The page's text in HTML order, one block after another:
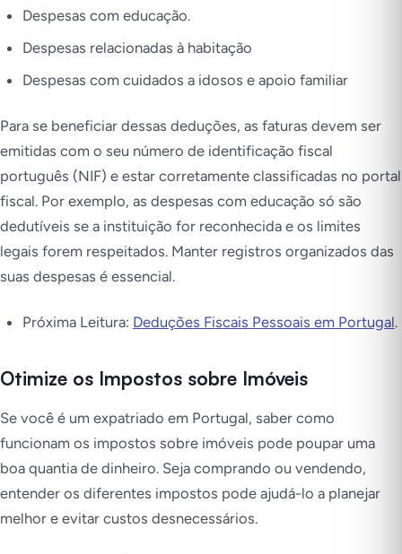
Despesas com educação.
Despesas relacionadas à habitação
Despesas com cuidados a idosos e apoio familiar
Para se beneficiar dessas deduções, as faturas devem ser
emitidas com o seu número de identificação fiscal
português (NIF) e estar corretamente classificadas no portal
fiscal. Por exemplo, as despesas com educação só são
dedutíveis se a instituição for reconhecida e os limites
legais forem respeitados. Manter registros organizados das
suas despesas é essencial.
Próxima Leitura: Deduções Fiscais Pessoais em Portugal.
Otimize os Impostos sobre Imóveis
Se você é um expatriado em Portugal, saber como
funcionam os impostos sobre imóveis pode poupar uma
boa quantia de dinheiro. Seja comprando ou vendendo,
entender os diferentes impostos pode ajudá-lo a planejar
melhor e evitar custos desnecessários.